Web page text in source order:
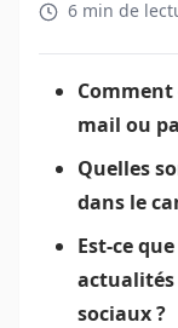
6 min de
mail ou
Quelles
dans le
Est-ce
actualités
sociaux ?